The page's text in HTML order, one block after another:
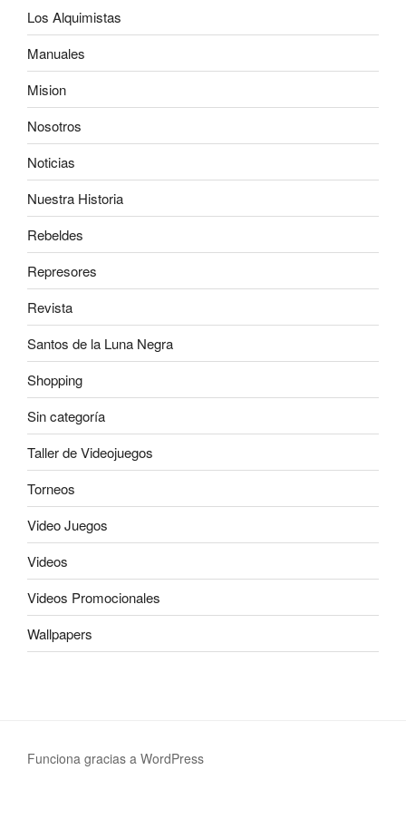
Los Alquimistas
Manuales
Mision
Nosotros
Noticias
Nuestra Historia
Rebeldes
Represores
Revista
Santos de la Luna Negra
Shopping
Sin categoría
Taller de Videojuegos
Torneos
Video Juegos
Videos
Videos Promocionales
Wallpapers
Funciona gracias a WordPress